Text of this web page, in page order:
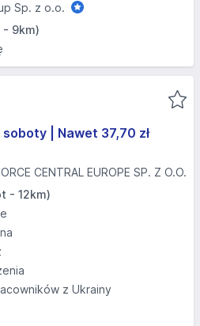
Sp. z o.o.
- 9km)
| Nawet 37,70 zł
CENTRAL EUROPE SP. Z O.O.
- 12km)
z Ukrainy